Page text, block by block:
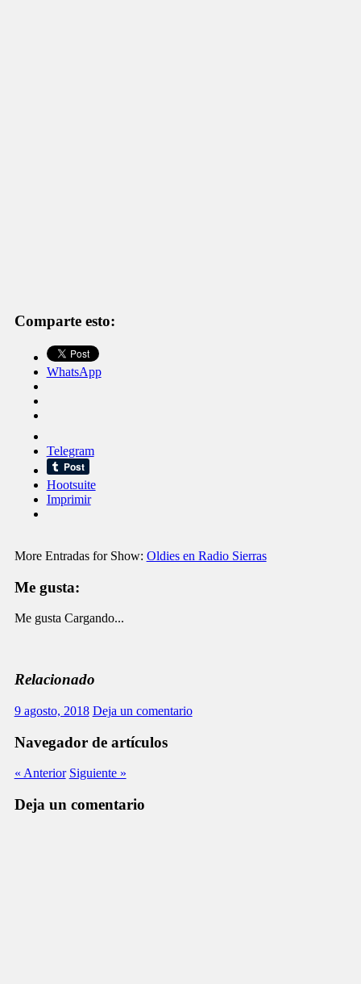
Comparte esto:
WhatsApp
Telegram
Hootsuite
Imprimir
More Entradas for Show: Oldies en Radio Sierras
Me gusta:
Me gusta Cargando...
Relacionado
9 agosto, 2018 Deja un comentario
Navegador de artículos
« Anterior Siguiente »
Deja un comentario